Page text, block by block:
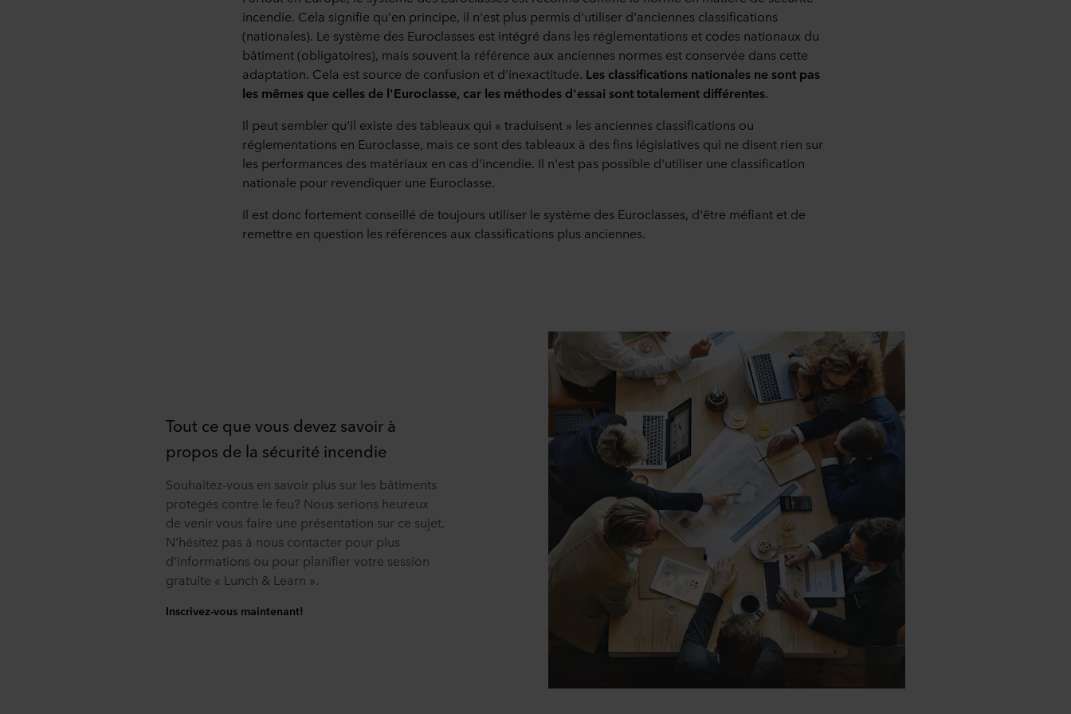
incendie. Cela signifie qu'en principe, il n'est plus permis d'utiliser d'anciennes classifications
(nationales). Le système des Euroclasses est intégré dans les réglementations et codes nationaux du
bâtiment (obligatoires), mais souvent la référence aux anciennes normes est conservée dans cette
adaptation. Cela est source de confusion et d'inexactitude. Les classifications nationales ne sont pas
les mêmes que celles de l'Euroclasse, car les méthodes d'essai sont totalement différentes.
Il peut sembler qu'il existe des tableaux qui « traduisent » les anciennes classifications ou
réglementations en Euroclasse, mais ce sont des tableaux à des fins législatives qui ne disent rien sur
les performances des matériaux en cas d'incendie. Il n'est pas possible d'utiliser une classification
nationale pour revendiquer une Euroclasse.
Il est donc fortement conseillé de toujours utiliser le système des Euroclasses, d'être méfiant et de
remettre en question les références aux classifications plus anciennes.
Tout ce que vous devez savoir à
propos de la sécurité incendie
Souhaitez-vous en savoir plus sur les bâtiments
protégés contre le feu? Nous serions heureux
de venir vous faire une présentation sur ce sujet.
N'hésitez pas à nous contacter pour plus
d'informations ou pour planifier votre session
gratuite « Lunch & Learn ».
Inscrivez-vous maintenant!